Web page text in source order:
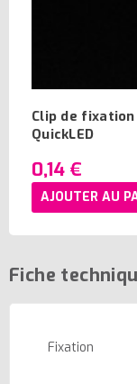
Clip de fixation
QuickLED
0,14 €
AJOUTER AU
Fiche
Fixation